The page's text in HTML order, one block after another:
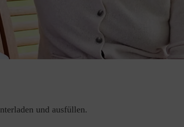
und ausfüllen.